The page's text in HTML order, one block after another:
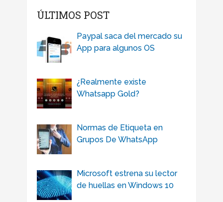
ÚLTIMOS POST
Paypal saca del mercado su
App para algunos OS
¿Realmente existe
Whatsapp Gold?
Normas de Etiqueta en
Grupos De WhatsApp
Microsoft estrena su lector
de huellas en Windows 10